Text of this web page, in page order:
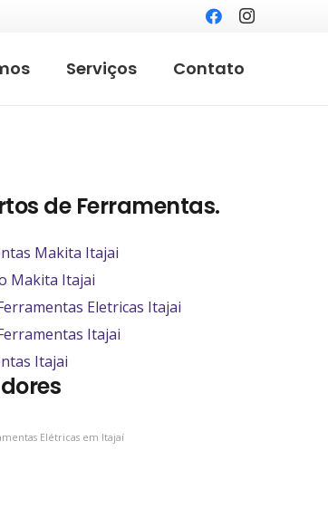
Serviços Contato
de Ferramentas.
Makita Itajai
Makita Itajai
Eletricas Itajai
Itajai
Itajai
Elétricas em Itajaí